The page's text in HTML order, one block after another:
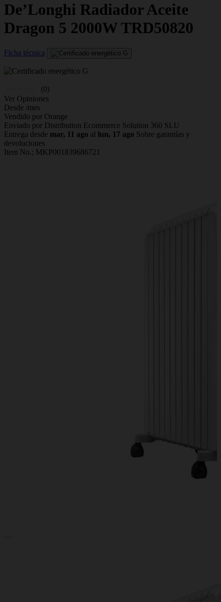
De’Longhi Radiador Aceite
Dragon 5 2000W TRD50820
Ficha técnica
(0)
Ver Opiniones
Desde /mes
Vendido por Orange
Enviado por Distribution Ecommerce Solution 360 SLU
Entrega desde mar, 11 ago al lun, 17 ago Sobre garantías y
devoluciones
Item No.; MKP001839686721